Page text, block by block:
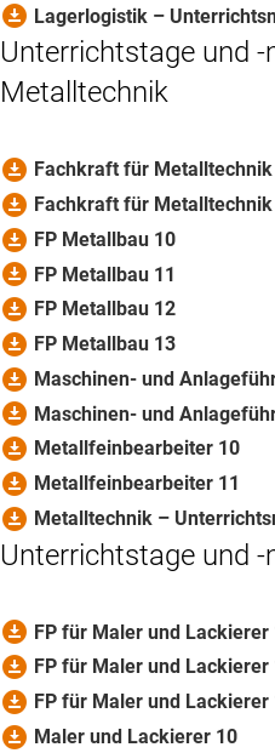
download_for_offline Lagerlogistik –
Unterrichtstage und -
Metalltechnik
download_for_offline Fachkraft für
download_for_offline Fachkraft für Metalltechnik
download_for_offline FP Metallbau 10
download_for_offline FP Metallbau 11
download_for_offline FP Metallbau 12
download_for_offline FP Metallbau 13
download_for_offline Maschinen- und
download_for_offline Maschinen- und
download_for_offline Metallfeinbearbeiter 10
download_for_offline Metallfeinbearbeiter 11
download_for_offline Metalltechnik –
Unterrichtstage und
download_for_offline FP für Maler und Lackierer
download_for_offline FP für Maler und Lackierer
download_for_offline FP für Maler und Lackierer
download_for_offline Maler und Lackierer 10